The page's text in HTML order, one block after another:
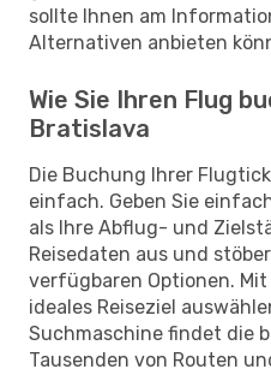
sollte Ihnen am
Alternativen anbieten
Wie Sie Ihren Flug
Bratislava
Die Buchung Ihrer
einfach. Geben Sie
als Ihre Abflug- und
Reisedaten aus und
verfügbaren Optionen. Mit
ideales Reiseziel
Suchmaschine findet die
Tausenden von Routen